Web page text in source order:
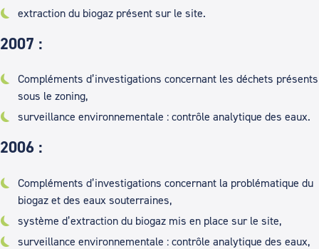
extraction du biogaz présent sur le site.
2007 :
Compléments d’investigations concernant les déchets présents
sous le zoning,
surveillance environnementale : contrôle analytique des eaux.
2006 :
Compléments d’investigations concernant la problématique du
biogaz et des eaux souterraines,
système d’extraction du biogaz mis en place sur le site,
surveillance environnementale : contrôle analytique des eaux,